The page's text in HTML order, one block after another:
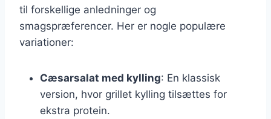
til forskellige anledninger og
smagspræferencer. Her er nogle populære
variationer:
Cæsarsalat med kylling: En klassisk
version, hvor grillet kylling tilsættes for
ekstra protein.